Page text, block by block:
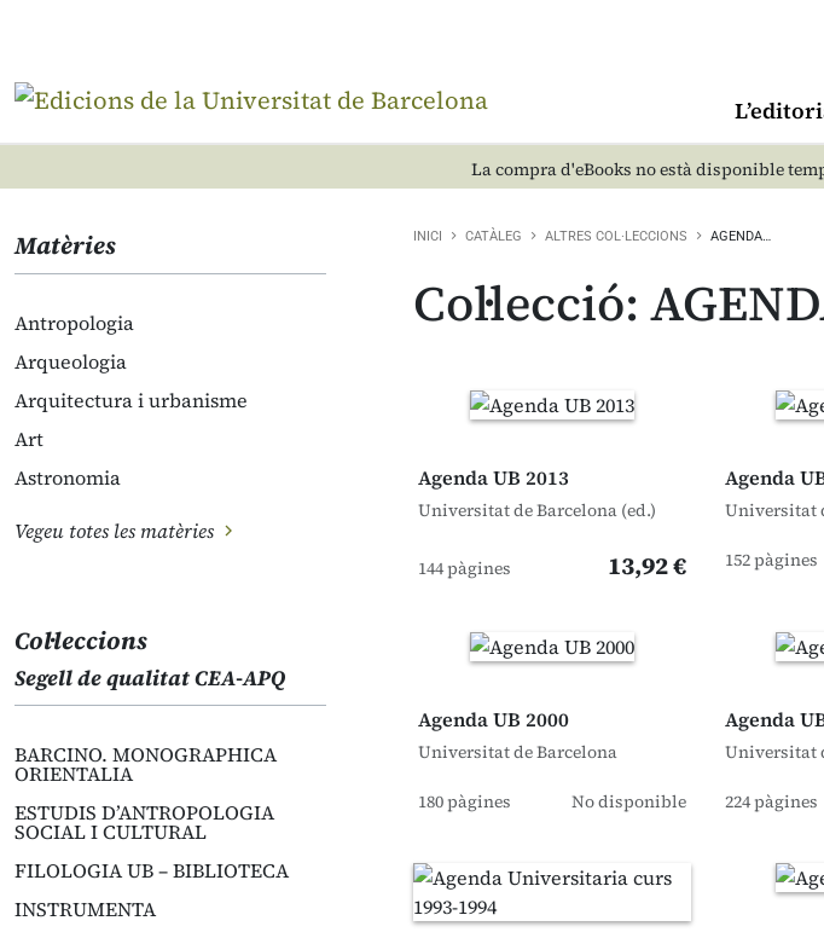
La compra d'eBooks no està disponible
Matèries
Antropologia
Arqueologia
Arquitectura i urbanisme
Art
Astronomia
Vegeu totes les matèries
Col·leccions
Segell de qualitat CEA-APQ
BARCINO. MONOGRAPHICA
ORIENTALIA
ESTUDIS D’ANTROPOLOGIA
SOCIAL I CULTURAL
FILOLOGIA UB – BIBLIOTECA
INSTRUMENTA
INICI CATÀLEG ALTRES COL·LECCIONS AGENDA…
Col·lecció:
Agenda UB 2013
Universitat de Barcelona (ed.)
144 pàgines 13,92 €
Agenda
Universitat
152 pàgines
Agenda UB 2000
Universitat de Barcelona
180 pàgines No disponible
Agenda
Universitat
224 pàgines